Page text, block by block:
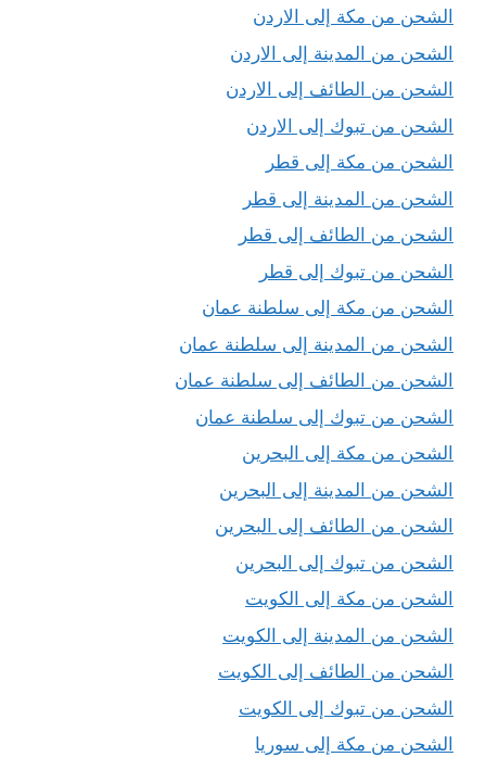
الشحن من مكة إلى الاردن
الشحن من المدينة إلى الاردن
الشحن من الطائف إلى الاردن
الشحن من تبوك إلى الاردن
الشحن من مكة إلى قطر
الشحن من المدينة إلى قطر
الشحن من الطائف إلى قطر
الشحن من تبوك إلى قطر
الشحن من مكة إلى سلطنة عمان
الشحن من المدينة إلى سلطنة عمان
الشحن من الطائف إلى سلطنة عمان
الشحن من تبوك إلى سلطنة عمان
الشحن من مكة إلى البحرين
الشحن من المدينة إلى البحرين
الشحن من الطائف إلى البحرين
الشحن من تبوك إلى البحرين
الشحن من مكة إلى الكويت
الشحن من المدينة إلى الكويت
الشحن من الطائف إلى الكويت
الشحن من تبوك إلى الكويت
الشحن من مكة إلى سوريا